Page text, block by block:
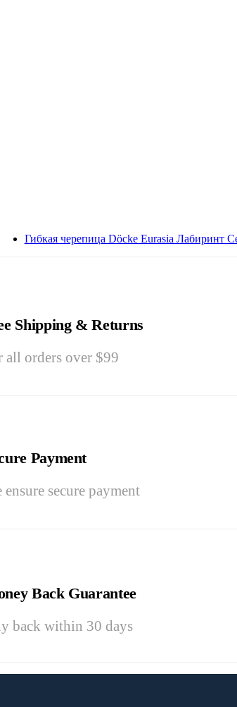
Гибкая черепица Döcke Eurasia Лабиринт
Shipping & Returns
all orders over $99
Payment
ensure secure payment
Back Guarantee
back within 30 days